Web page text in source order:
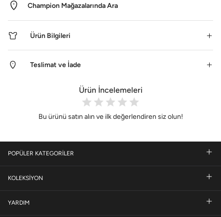
Champion Mağazalarında Ara
Ürün Bilgileri
Teslimat ve İade
Ürün İncelemeleri
Bu ürünü satın alın ve ilk değerlendiren siz olun!
POPÜLER KATEGORİLER
KOLEKSİYON
YARDIM